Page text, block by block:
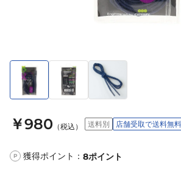
￥980 （税込） 送料別 店舗受取で送料無料
P 獲得ポイント： 8ポイント